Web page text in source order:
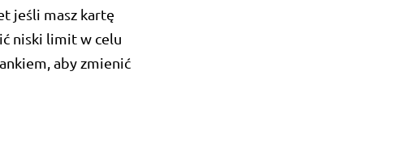
jeśli masz kartę
niski limit w celu
aby zmienić